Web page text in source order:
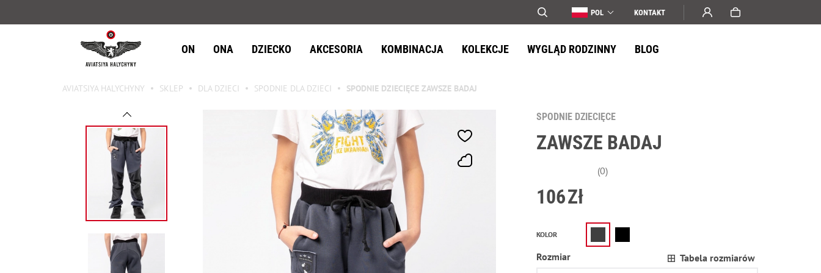
POL KONTAKT
ON ONA DZIECKO AKCESORIA KOMBINACJA KOLEKCJE WYGLĄD RODZINNY BLOG
AVIATSIYA HALYCHYNY SKLEP DLA DZIECI SPODNIE DLA DZIECI SPODNIE DZIECIĘCE ZAWSZE BADAJ
SPODNIE DZIECIĘCE
ZAWSZE BADAJ
(0)
106Zł
KOLOR
Rozmiar Tabela rozmiarów